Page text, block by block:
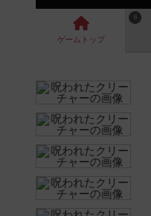
ゲーム トップ
6